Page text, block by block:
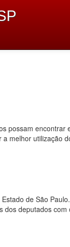
melhor utilização
de São
deputados